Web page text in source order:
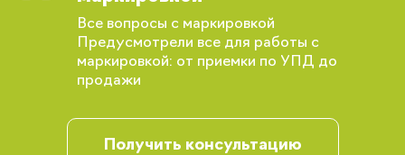
Все вопросы с маркировкой
Предусмотрели все для работы с
маркировкой: от приемки по УПД до
продажи
Получить консультацию
Вы сможете отслеживать статус своих
заказов и получать индивидуальные
рекомендации